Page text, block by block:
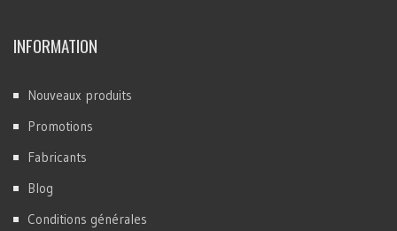
INFORMATION
Nouveaux produits
Promotions
Fabricants
Blog
Conditions générales